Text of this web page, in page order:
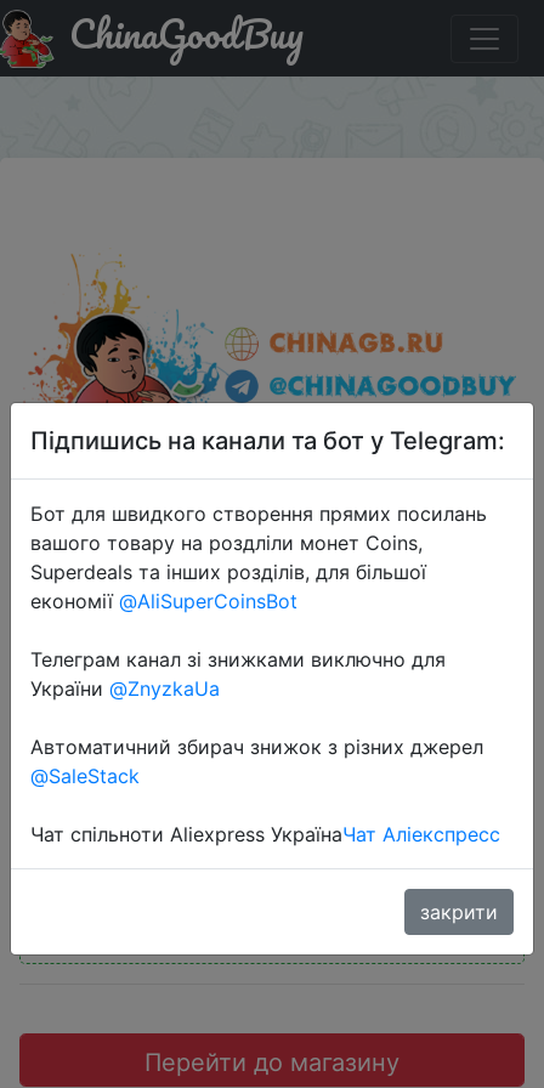
Купити по знижці DSRGJUN8 EAGET S30 USB 3.0 U Disk
Flash Drive 32GB
ChinaGoodBuy
2018-06-08
Drive 32GB
$6.36
"DSRGJUN8"
Перейти до магазину
Підпишись на канали та бот у Telegram:
Бот для швидкого створення прямих посилань
вашого товару на роздліли монет Coins,
Superdeals та інших розділів, для більшої
економії @AliSuperCoinsBot
Телеграм канал зі знижками виключно для
України @ZnyzkaUa
Автоматичний збирач знижок з різних джерел
@SaleStack
Чат спільноти Aliexpress УкраїнаЧат Аліекспресс
закрити